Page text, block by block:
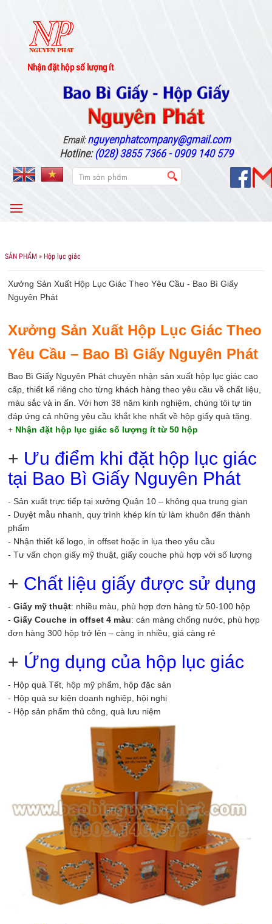
Nhận đặt hộp số lượng ít
Email:nguyenphatcompany@gmail.com
Hotline:(028) 3855 7366 - 0909 140 579
MENU
SẢN PHẨM » Hộp lục giác
Xưởng Sản Xuất Hộp Lục Giác Theo Yêu Cầu - Bao Bì Giấy
Nguyên Phát
Xưởng Sản Xuất Hộp Lục Giác Theo
Yêu Cầu – Bao Bì Giấy Nguyên Phát
Bao Bì Giấy Nguyên Phát chuyên nhận sản xuất hộp lục giác cao
cấp, thiết kế riêng cho từng khách hàng theo yêu cầu về chất liệu,
màu sắc và in ấn. Với hơn 38 năm kinh nghiệm, chúng tôi tự tin
đáp ứng cả những yêu cầu khắt khe nhất về hộp giấy quà tặng.
+Nhận đặt hộp lục giác số lượng ít từ 50 hộp
+ Ưu điểm khi đặt hộp lục giác
tại Bao Bì Giấy Nguyên Phát
- Sản xuất trực tiếp tại xưởng Quận 10 – không qua trung gian
- Duyệt mẫu nhanh, quy trình khép kín từ làm khuôn đến thành
phẩm
- Nhận thiết kế logo, in offset hoặc in lụa theo yêu cầu
- Tư vấn chọn giấy mỹ thuật, giấy couche phù hợp với số lượng
+ Chất liệu giấy được sử dụng
- Giấy mỹ thuật: nhiều màu, phù hợp đơn hàng từ 50-100 hộp
- Giấy Couche in offset 4 màu: cán màng chống nước, phù hợp
đơn hàng 300 hộp trở lên – càng in nhiều, giá càng rẻ
+ Ứng dụng của hộp lục giác
- Hộp quà Tết, hộp mỹ phẩm, hộp đặc sản
- Hộp quà sự kiện doanh nghiệp, hội nghị
- Hộp sản phẩm thủ công, quà lưu niệm